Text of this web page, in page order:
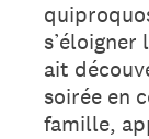
s’éloigner
ait
soirée en
famille,